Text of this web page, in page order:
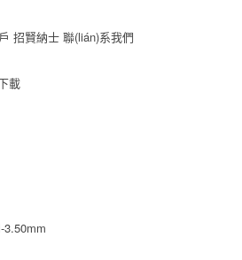
招賢納士 聯(lián)系我們
載
3.50mm